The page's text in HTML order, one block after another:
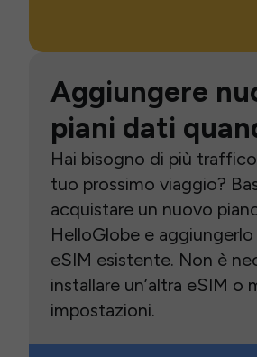
Aggiungere
piani dati
Hai bisogno di più
tuo prossimo viaggio?
acquistare un nuovo
HelloGlobe e aggiungerlo
eSIM esistente. Non è
installare un’altra eSIM o
impostazioni.